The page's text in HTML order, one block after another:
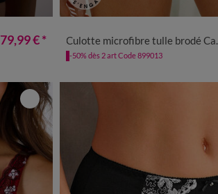
79,99 €* Culotte microfibre tulle brodé Caminata
-50% dès 2 art Code 899013